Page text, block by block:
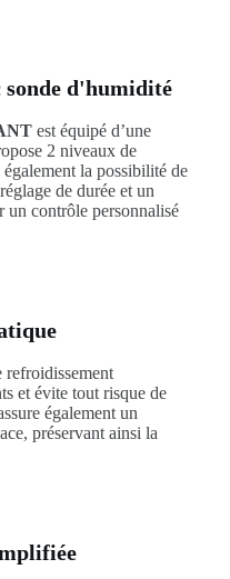
sonde d'humidité
est équipé d’une
2 niveaux de
la possibilité de
de durée et un
un contrôle personnalisé
refroidissement
et évite tout risque de
également un
préservant ainsi la